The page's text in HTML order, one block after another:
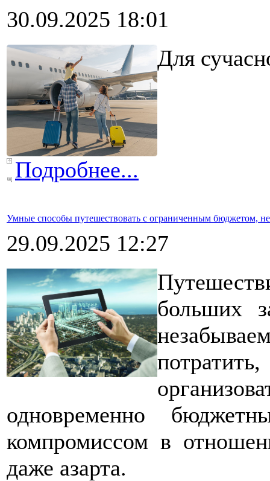
30.09.2025 18:01
Для
Подробнее...
Умные способы путешествовать с ограниченным бюджетом,
29.09.2025 12:27
больших
одновременно
компромиссом в
даже азарта.